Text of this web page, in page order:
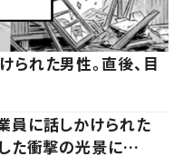
れた男性。直後、目
に話しかけられた
た衝撃の光景に…